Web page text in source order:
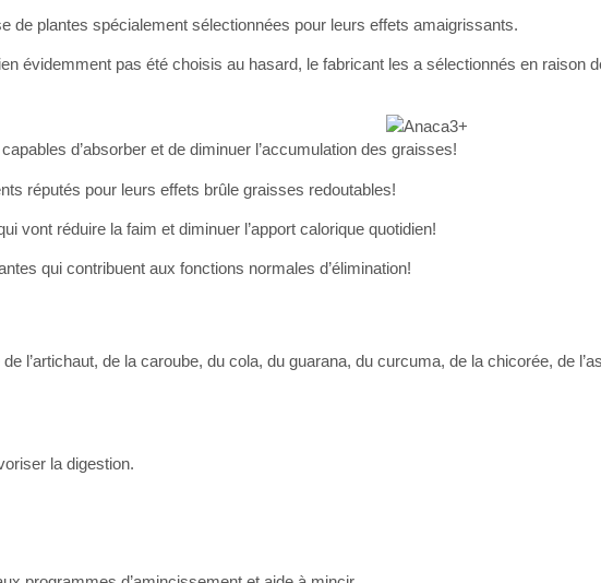
de plantes spécialement sélectionnées pour leurs effets amaigrissants.
évidemment pas été choisis au hasard, le fabricant les a sélectionnés en raison
d’absorber et de diminuer l’accumulation des graisses!
réputés pour leurs effets brûle graisses redoutables!
vont réduire la faim et diminuer l’apport calorique quotidien!
qui contribuent aux fonctions normales d’élimination!
l’artichaut, de la caroube, du cola, du guarana, du curcuma, de la chicorée, de
la digestion.